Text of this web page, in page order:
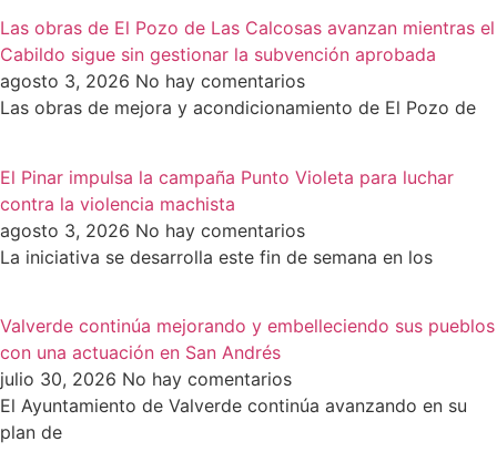
Las obras de El Pozo de Las Calcosas avanzan mientras el
Cabildo sigue sin gestionar la subvención aprobada
agosto 3, 2026 No hay comentarios
Las obras de mejora y acondicionamiento de El Pozo de
El Pinar impulsa la campaña Punto Violeta para luchar
contra la violencia machista
agosto 3, 2026 No hay comentarios
La iniciativa se desarrolla este fin de semana en los
Valverde continúa mejorando y embelleciendo sus pueblos
con una actuación en San Andrés
julio 30, 2026 No hay comentarios
El Ayuntamiento de Valverde continúa avanzando en su
plan de